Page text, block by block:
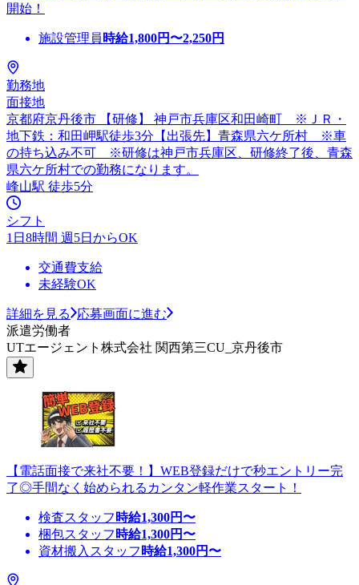
開始！
施設管理員 時給1,800円〜2,250円
勤務地
面接地
京都府京丹後市 【研修】 神戸市兵庫区和田崎町 ※ＪＲ・
地下鉄：和田岬駅徒歩3分【出張先】青森県六ケ所村 ※車
の持ち込み不可 ※研修は神戸市兵庫区、研修終了後、青森
県六ケ所村での勤務になります。
峰山駅 徒歩5分
シフト
1日8時間 週5日からOK
交通費支給
未経験OK
詳細を見る
応募画面に進む
派遣労働者
UTエージェント株式会社 関西第三CU_京丹後市
【電話面接で来社不要！】WEB登録だけで秒エントリー完
了◎手間なく始められるカンタン軽作業スタート！
検査スタッフ 時給1,300円〜
梱包スタッフ 時給1,300円〜
資材搬入スタッフ 時給1,300円〜